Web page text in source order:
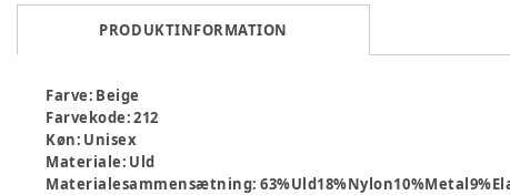
PRODUKTINFORMATION
Farve: Beige
Farvekode:212
Køn: Unisex
Materiale: Uld
Materialesammensætning: